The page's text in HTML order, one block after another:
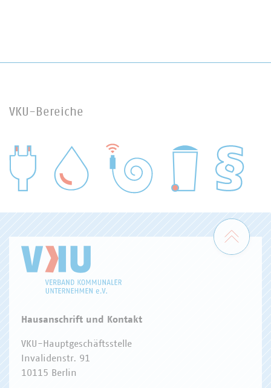
VKU-Bereiche
WASSER/ABWASSER
Zum
Hausanschrift und Kontakt
VKU-Hauptgeschäftsstelle
Invalidenstr. 91
10115 Berlin